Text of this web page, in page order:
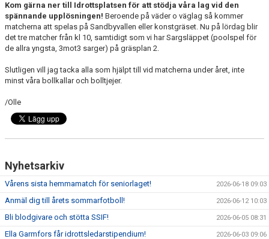
Kom gärna ner till Idrottsplatsen för att stödja våra lag vid den
spännande upplösningen! Beroende på väder o väglag så kommer
matcherna att spelas på Sandbyvallen eller konstgräset. Nu på lördag blir
det tre matcher från kl 10, samtidigt som vi har Sargsläppet (poolspel för
de allra yngsta, 3mot3 sarger) på gräsplan 2.
Slutligen vill jag tacka alla som hjälpt till vid matcherna under året, inte
minst våra bollkallar och bolltjejer.
/Olle
Nyhetsarkiv
Vårens sista hemmamatch för seniorlaget! 2026-06-18 09:03
Anmäl dig till årets sommarfotboll! 2026-06-12 10:03
Bli blodgivare och stötta SSIF! 2026-06-05 08:31
Ella Garmfors får idrottsledarstipendium! 2026-06-03 09:06